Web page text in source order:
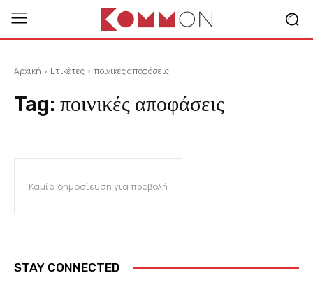
Αρχική Ετικέτες ποινικές αποφάσεις
Tag: ποινικές αποφάσεις
Καμία δημοσίευση για προβολή
STAY CONNECTED